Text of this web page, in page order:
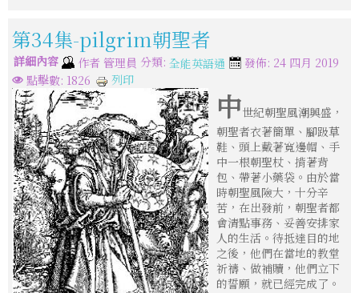
第34集-pilgrim朝聖者
詳細內容 作者 管理員 分類: 全能英語通
發佈: 24 四月 2019
點擊數: 1826
列印
中世紀朝聖風潮興盛，
朝聖者衣著簡單、腳趿草
鞋、頭上戴著寬邊帽、手
中一根朝聖杖、揹著背
包、帶著小藥袋。由於當
時朝聖風險大，十分辛
苦，在出發前，朝聖者都
會清點事務、妥善安排家
人的生活。待抵達目的地
之後，他們在當地的教堂
祈禱、做補贖，他們立下
的誓願，就已經完成了。